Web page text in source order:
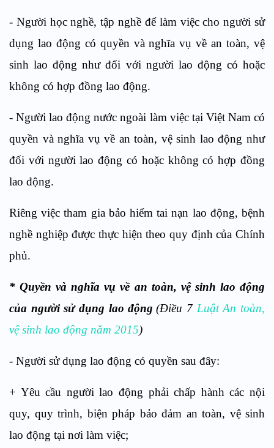
- Người học nghề, tập nghề để làm việc cho người sử
dụng lao động có quyền và nghĩa vụ về an toàn, vệ
sinh lao động như đối với người lao động có hoặc
không có hợp đồng lao động.
- Người lao động nước ngoài làm việc tại Việt Nam có
quyền và nghĩa vụ về an toàn, vệ sinh lao động như
đối với người lao động có hoặc không có hợp đồng
lao động.
Riêng việc tham gia bảo hiểm tai nạn lao động, bệnh
nghề nghiệp được thực hiện theo quy định của Chính
phủ.
* Quyền và nghĩa vụ về an toàn, vệ sinh lao động
của người sử dụng lao động (Điều 7 Luật An toàn,
vệ sinh lao động năm 2015)
- Người sử dụng lao động có quyền sau đây:
+ Yêu cầu người lao động phải chấp hành các nội
quy, quy trình, biện pháp bảo đảm an toàn, vệ sinh
lao động tại nơi làm việc;